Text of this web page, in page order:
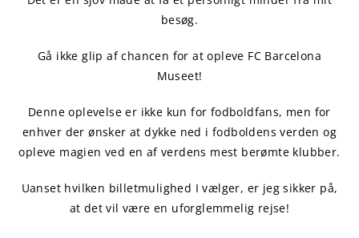
besøg.
Gå ikke glip af chancen for at opleve FC Barcelona
Museet!
Denne oplevelse er ikke kun for fodboldfans, men for
enhver der ønsker at dykke ned i fodboldens verden og
opleve magien ved en af verdens mest berømte klubber.
Uanset hvilken billetmulighed I vælger, er jeg sikker på,
at det vil være en uforglemmelig rejse!